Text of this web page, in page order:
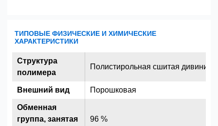
ТИПОВЫЕ ФИЗИЧЕСКИЕ И ХИМИЧЕСКИЕ
ХАРАКТЕРИСТИКИ
Полистирольная сшитая
Порошковая
96 %
Структура
полимера
Внешний вид
Обменная
группа, занятая